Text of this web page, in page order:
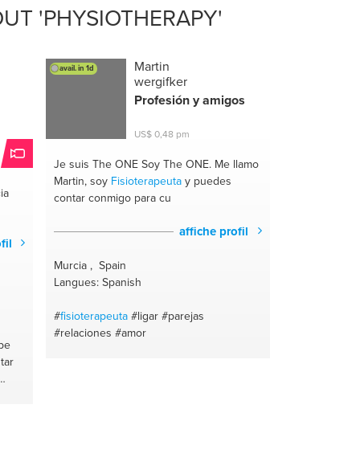
'PHYSIOTHERAPY'
avail. in 1d
Martin
wergifker
Profesión y amigos
US$ 0,48 pm
Je suis The ONESoy The ONE. Me llamo
Martin, soy Fisioterapeutay puedes
contar conmigo para cu
affiche profil
Murcia , Spain
Langues: Spanish
#fisioterapeuta #ligar #parejas
#relaciones #amor